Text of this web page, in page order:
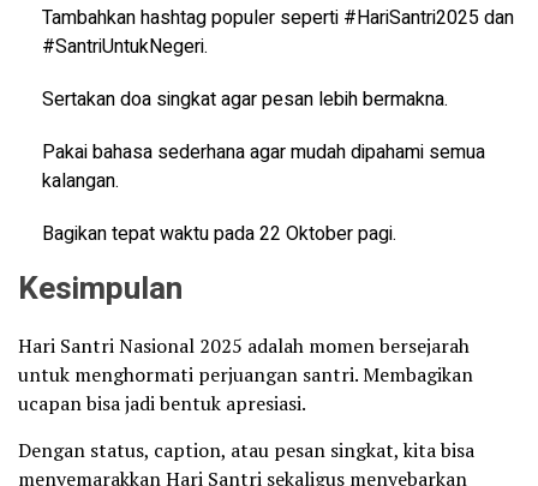
Tambahkan hashtag populer seperti #HariSantri2025 dan
#SantriUntukNegeri.
Sertakan doa singkat agar pesan lebih bermakna.
Pakai bahasa sederhana agar mudah dipahami semua
kalangan.
Bagikan tepat waktu pada 22 Oktober pagi.
Kesimpulan
Hari Santri Nasional 2025 adalah momen bersejarah
untuk menghormati perjuangan santri. Membagikan
ucapan bisa jadi bentuk apresiasi.
Dengan status, caption, atau pesan singkat, kita bisa
menyemarakkan Hari Santri sekaligus menyebarkan